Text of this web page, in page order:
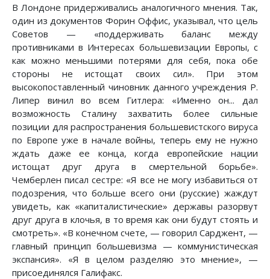
В Лондоне придерживались аналогичного мнения. Так,
один из документов Форин Оффис, указывал, что цель
Советов — «поддерживать баланс между
противниками в Интересах большевизации Европы, с
как можно меньшими потерями для себя, пока обе
стороны не истощат своих сил». При этом
высокопоставленный чиновник данного учреждения Р.
Липер винил во всем Гитлера: «Именно он... дал
возможность Сталину захватить более сильные
позиции для распространения большевистского вируса
по Европе уже в начале войны, теперь ему не нужно
ждать даже ее конца, когда европейские нации
истощат друг друга в смертельной борьбе».
Чемберлен писал сестре: «Я все не могу избавиться от
подозрения, что больше всего они (русские) жаждут
увидеть, как «капиталистические» державы разорвут
друг друга в клочья, в то время как они будут стоять и
смотреть». «В конечном счете, — говорил Сарджент, —
главный принцип большевизма — коммунистическая
экспансия». «Я в целом разделяю это мнение», —
присоединялся Галифакс.